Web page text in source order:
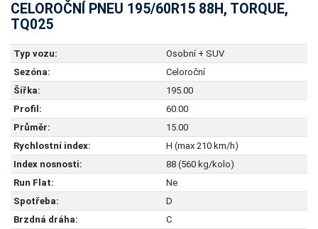
CELOROČNÍ PNEU 195/60R15 88H, TORQUE,
TQ025
Typ vozu:
Osobní + SUV
Sezóna:
Celoroční
Šířka:
195.00
Profil:
60.00
Průměr:
15.00
Rychlostní index:
H (max 210 km/h)
Index nosnosti:
88 (560 kg/kolo)
Run Flat:
Ne
Spotřeba:
D
Brzdná dráha:
C